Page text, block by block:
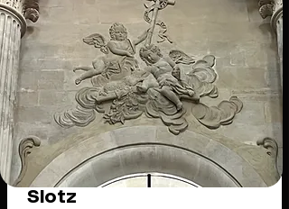
Slotz